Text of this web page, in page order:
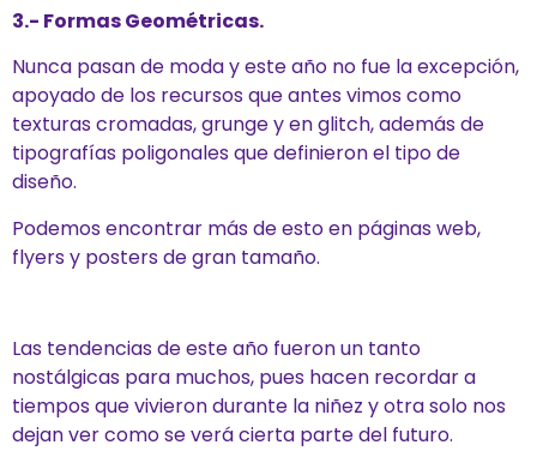
3.- Formas Geométricas.
Nunca pasan de moda y este año no fue la excepción,
apoyado de los recursos que antes vimos como
texturas cromadas, grunge y en glitch, además de
tipografías poligonales que definieron el tipo de
diseño.
Podemos encontrar más de esto en páginas web,
flyers y posters de gran tamaño.
Las tendencias de este año fueron un tanto
nostálgicas para muchos, pues hacen recordar a
tiempos que vivieron durante la niñez y otra solo nos
dejan ver como se verá cierta parte del futuro.